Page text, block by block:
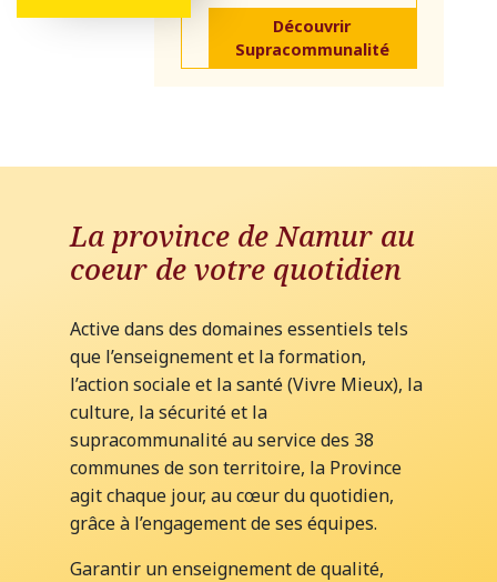
Découvrir
Supracommunalité
La province de Namur au
coeur de votre quotidien
Active dans des domaines essentiels tels
que l’enseignement et la formation,
l’action sociale et la santé (Vivre Mieux), la
culture, la sécurité et la
supracommunalité au service des 38
communes de son territoire, la Province
agit chaque jour, au cœur du quotidien,
grâce à l’engagement de ses équipes.
Garantir un enseignement de qualité,